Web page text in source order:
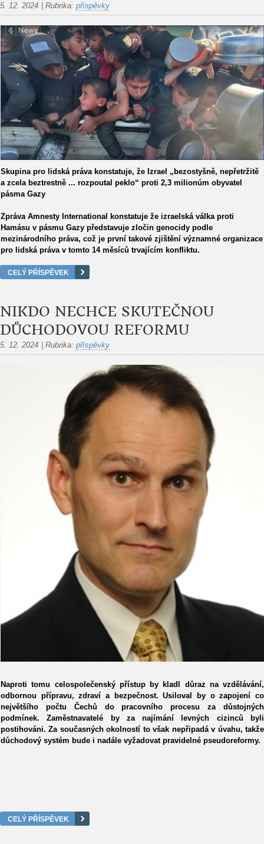
5. 12. 2024 Rubrika: příspěvky
Skupina pro lidská práva konstatuje, že Izrael „bezostyšně, nepřetržitě
a zcela beztrestně ... rozpoutal peklo“ proti 2,3 milionúm obyvatel
pásma Gazy
Zpráva Amnesty International konstatuje že izraelská válka proti
Hamásu v pásmu Gazy představuje zločin genocidy podle
mezinárodního práva, což je první takové zjištění významné organizace
pro lidská práva v tomto 14 měsíců trvajícím konfliktu.
CELÝ PŘÍSPĚVEK
NIKDO NECHCE SKUTEČNOU
DŮCHODOVOU REFORMU
5. 12. 2024 Rubrika: příspěvky
Naproti tomu celospolečenský přístup by kladl důraz na vzdělávání,
odbornou přípravu, zdraví a bezpečnost. Usiloval by o zapojení co
největšího počtu Čechů do pracovního procesu za důstojných
podmínek. Zaměstnavatelé by za najímání levných cizinců byli
postihováni. Za současných okolností to však nepřipadá v úvahu, takže
důchodový systém bude i nadále vyžadovat pravidelné pseudoreformy.
CELÝ PŘÍSPĚVEK